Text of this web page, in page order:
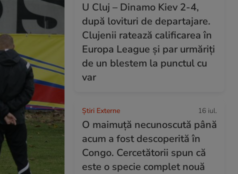
U Cluj – Dinamo Kiev 2-4,
după lovituri de departajare.
Clujenii ratează calificarea în
Europa League și par urmăriți
de un blestem la punctul cu
var
Știri Externe 16 iul.
O maimuță necunoscută până
acum a fost descoperită în
Congo. Cercetătorii spun că
este o specie complet nouă